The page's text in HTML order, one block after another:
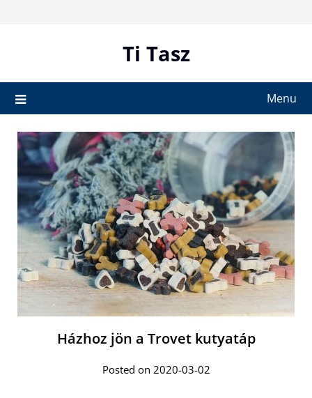
Ti Tasz
Menu
Házhoz jön a Trovet kutyatáp
Posted on 2020-03-02